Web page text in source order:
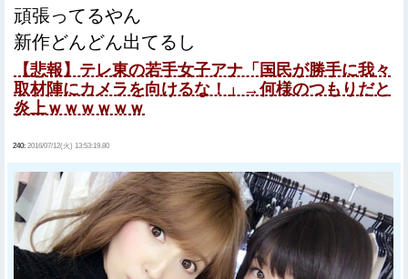
頑張ってるやん
新作どんどん出てるし
【悲報】テレ東の若手女子アナ「国民が勝手に我々
取材陣にカメラを向けるな！」→何様のつもりだと
炎上ｗｗｗｗｗｗ
240: 2016/07/12(火) 13:53:19.80